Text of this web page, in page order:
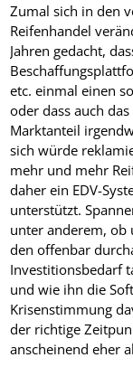
Zumal sich in den
Reifenhandel
Jahren gedacht,
etc. einmal einen
oder dass auch
Marktanteil
sich würde
mehr und mehr
daher ein EDV-
unterstützt.
unter anderem, ob
den offenbar
Investitionsbedarf
und wie ihn die
Krisenstimmung
der richtige
anscheinend eher